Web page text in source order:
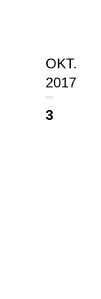
OKT.
2017
3